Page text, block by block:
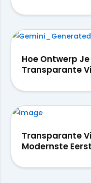
Hoe Ontwerp
Transparante
Transparante
Modernste